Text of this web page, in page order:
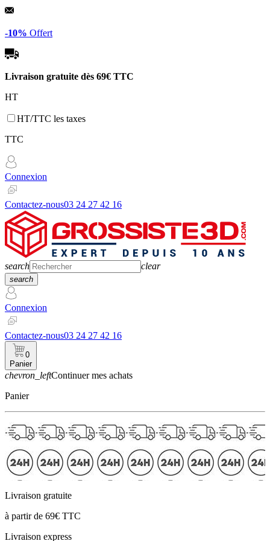
Panneau de gestion des cookies
-10% Offert
Livraison gratuite dès 69€ TTC
HT
HT/TTC les taxes
TTC
Connexion
Contactez-nous03 24 27 42 16
search clear
search
Connexion
Contactez-nous03 24 27 42 16
0
Panier
chevron_leftContinuer mes achats
Panier
Livraison gratuite
à partir de 69€ TTC
Livraison express